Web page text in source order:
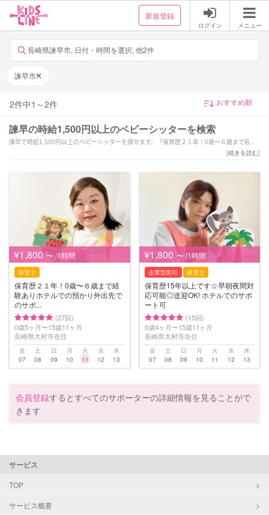
新規登録
ログイン メニュー
長崎県諫早市, 日付・時間を選択, 他2件
諫早市
2件中1 ～2件
諫早の時給1,500円以上のベビーシッターを検索
諫早で時給1,500円以上のベビーシッターを探せます。「保育歴２１年！0歳〜６歳まで経験
ありホテルでの預かり外出先でのサポートも可能」「保育歴15年以上です☆早朝夜間対応可
ホテルでのサポート可」などの強みを持つシッターが対応いたします。諫早で様々なスキル
を持ったサポーターの中から、ご予算や依頼内容に合わせて選んでいただけます。
[続きを読む]
¥1,800 〜 /1時間
保育士
保育歴２１年！0歳〜６歳まで経
験ありホテルでの預かり外出先で
のサポ...
(27回)
0歳5ヶ月〜15歳11ヶ月
長崎県大村市在住
金
07
土
08
日
09
月
10
火
11
水
12
木
13
¥1,800 〜 /1時間
企業型割引 保育士
保育歴15年以上です☆早朝夜間対
応可能◎送迎OK! ホテルでのサポ
ート可
(15回)
0歳4ヶ月〜15歳11ヶ月
長崎県大村市在住
金
07
土
08
日
09
月
10
火
11
水
12
木
13
会員登録するとすべてのサポーターの詳細情報を見ることがで
きます
サービス
TOP
サービス概要